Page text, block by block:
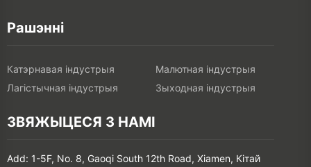
Рашэнні
Катэрнавая індустрыя
Малютная індустрыя
Лагістычная індустрыя
Зыходная індустрыя
ЗВЯЖЫЦЕСЯ З НАМІ
Add: 1-5F, No. 8, Gaoqi South 12th Road, Xiamen, Кітай